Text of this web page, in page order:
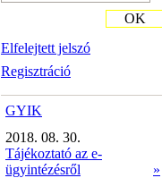
Elfelejtett jelszó
Regisztráció
OK
GYIK
2018. 08. 30.
Tájékoztató az e-
ügyintézésről
»